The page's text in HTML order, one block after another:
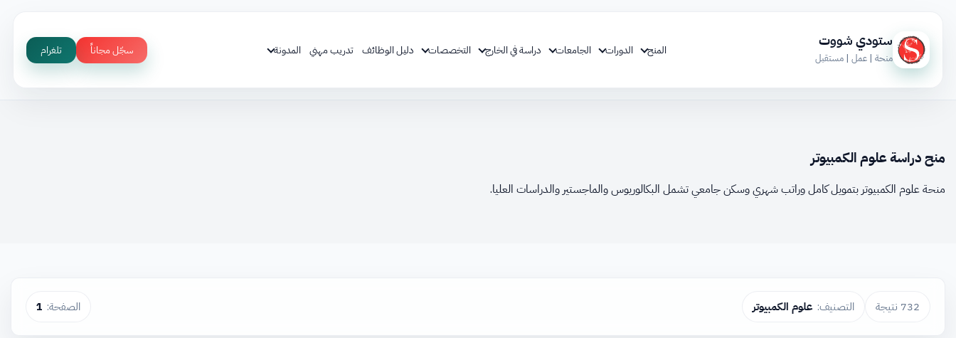
ستودي شووت
منحة | عمل | مستقبل
المنح الدورات الجامعات دراسة في الخارج التخصصات دليل الوظائف تدريب مهني المدونة سجّل مجاناً تلغرام
منح دراسة علوم الكمبيوتر
منحة علوم الكمبيوتر بتمويل كامل وراتب شهري وسكن جامعي تشمل البكالوريوس والماجستير والدراسات العليا.
732 نتيجة التصنيف: علوم الكمبيوتر الصفحة: 1